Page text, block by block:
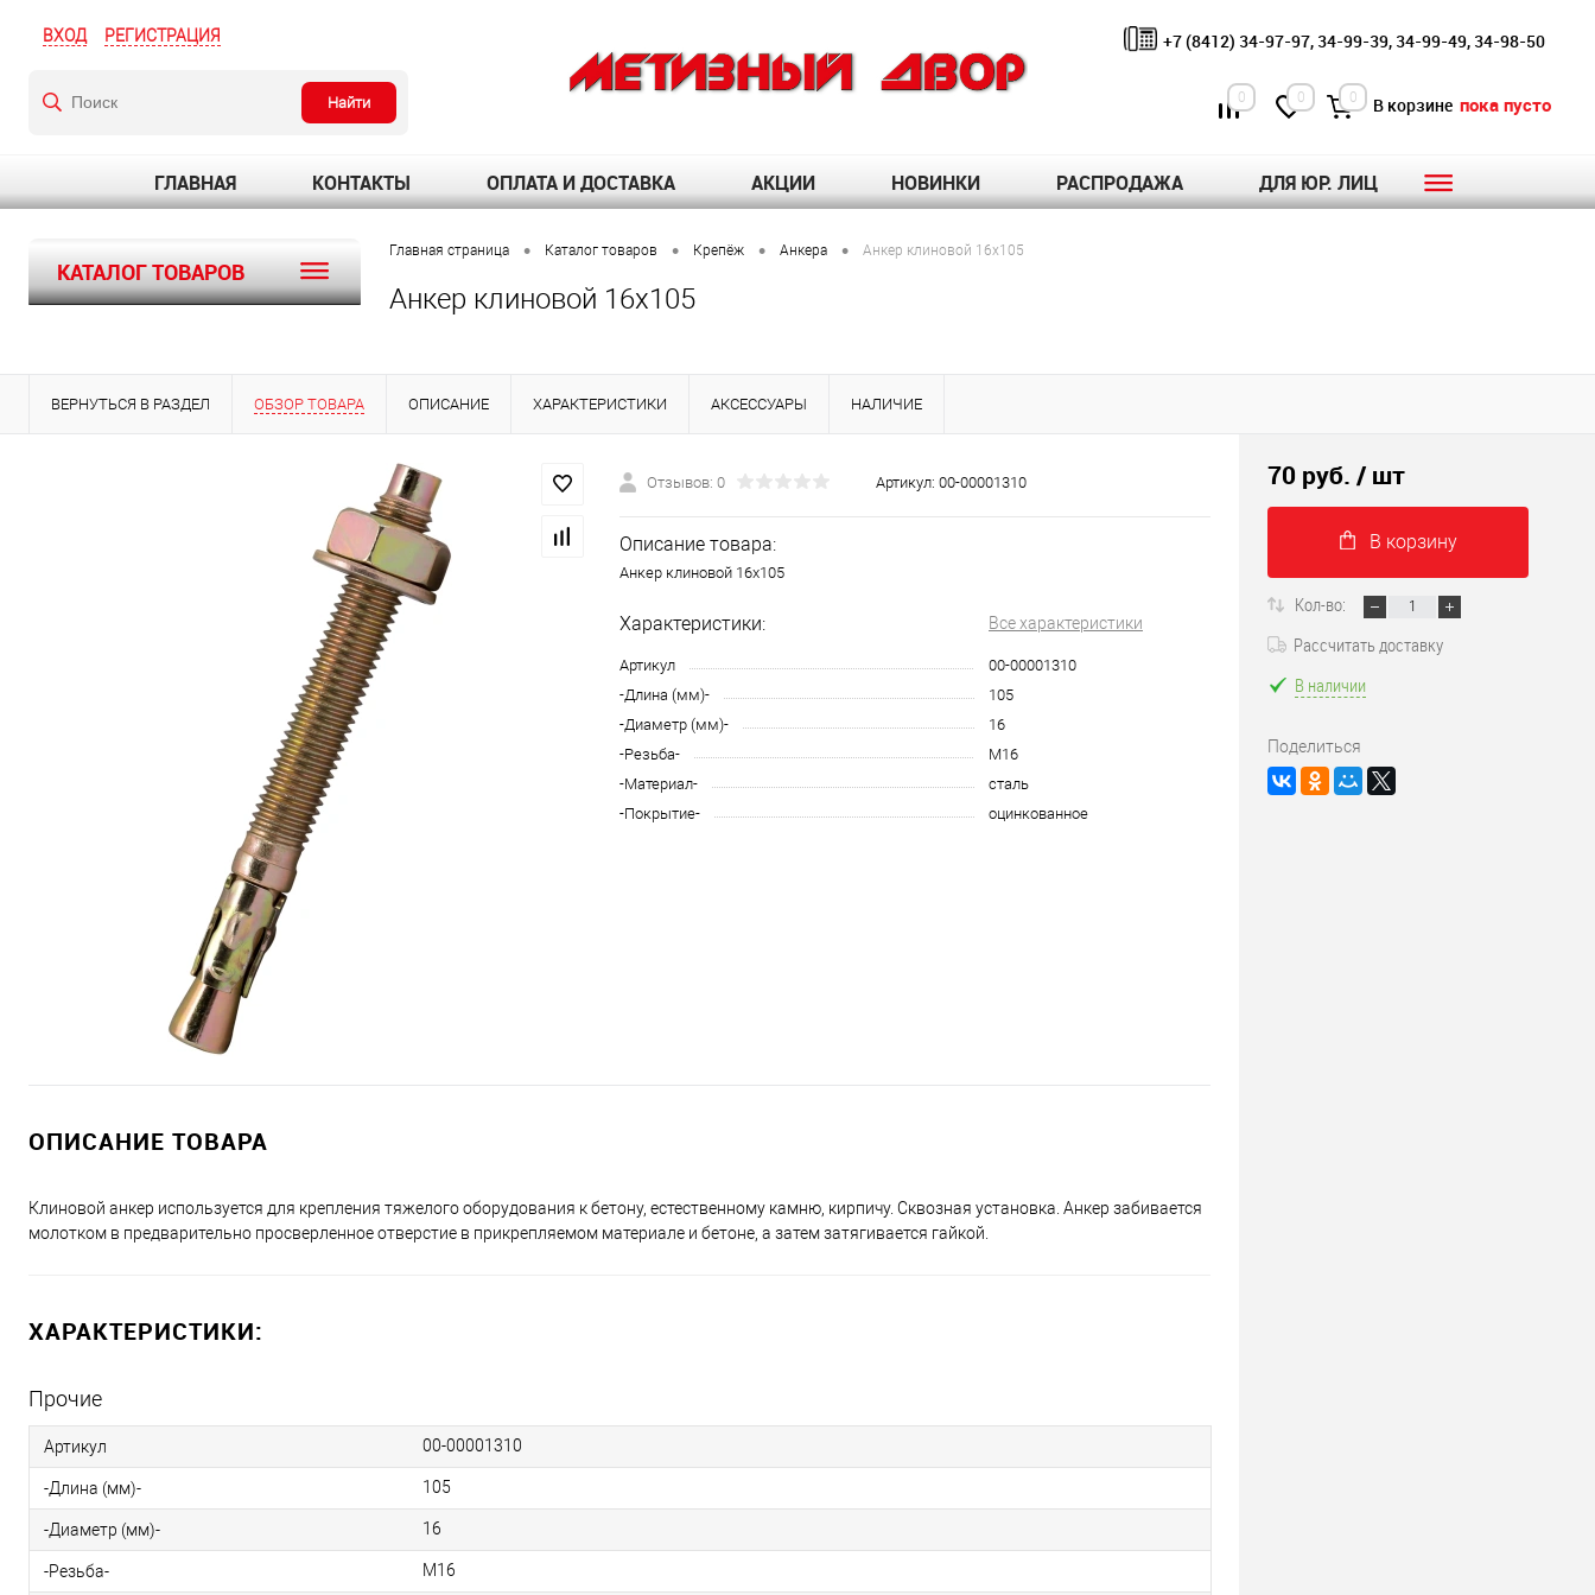
ВХОД РЕГИСТРАЦИЯ
Найти
+7 (8412) 34-97-97, 34-99-39, 34-99-49, 34-98-50
0 0 0 В корзине пока пусто
ГЛАВНАЯ КОНТАКТЫ ОПЛАТА И ДОСТАВКА АКЦИИ НОВИНКИ РАСПРОДАЖА ДЛЯ ЮР. ЛИЦ
КАТАЛОГ ТОВАРОВ
Главная страница • Каталог товаров • Крепёж • Анкера • Анкер клиновой 16х105
Анкер клиновой 16х105
ВЕРНУТЬСЯ В РАЗДЕЛ ОБЗОР ТОВАРА ОПИСАНИЕ ХАРАКТЕРИСТИКИ АКСЕССУАРЫ НАЛИЧИЕ
Отзывов: 0 Артикул: 00-00001310
Описание товара:
Анкер клиновой 16х105
Характеристики: Все характеристики
Артикул
00-00001310
-Длина (мм)-
105
-Диаметр (мм)-
16
-Резьба-
М16
-Материал-
сталь
-Покрытие-
оцинкованное
ОПИСАНИЕ ТОВАРА
Клиновой анкер используется для крепления тяжелого оборудования к бетону, естественному камню, кирпичу. Сквозная установка. Анкер забивается
молотком в предварительно просверленное отверстие в прикрепляемом материале и бетоне, а затем затягивается гайкой.
ХАРАКТЕРИСТИКИ:
Прочие
Артикул 00-00001310
-Длина (мм)- 105
-Диаметр (мм)- 16
-Резьба- М16
70 руб. / шт
В корзину
Кол-во:
Рассчитать доставку
В наличии
Поделиться